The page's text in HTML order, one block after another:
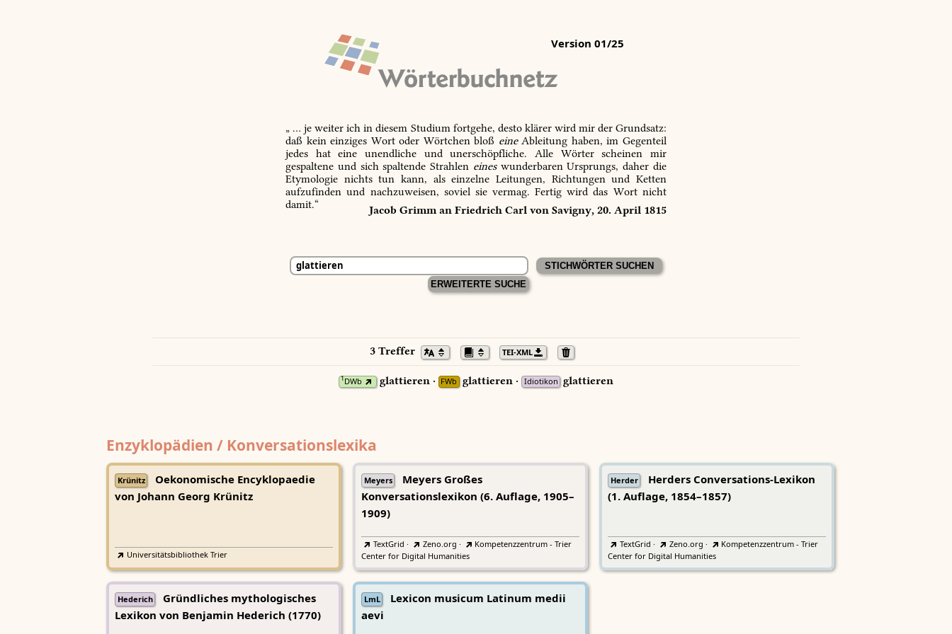
Version 01/25
„ … je weiter ich in diesem Studium fortgehe, desto klärer wird mir der Grundsatz:
daß kein einziges Wort oder Wörtchen bloß eineAbleitung haben, im Gegenteil
jedes hat eine unendliche und unerschöpfliche. Alle Wörter scheinen mir
gespaltene und sich spaltende Strahlen eineswunderbaren Ursprungs, daher die
Etymologie nichts tun kann, als einzelne Leitungen, Richtungen und Ketten
aufzufinden und nachzuweisen, soviel sie vermag. Fertig wird das Wort nicht
damit.“
Jacob Grimm an Friedrich Carl von Savigny, 20. April 1815
ERWEITERTE SUCHE
3 Treffer TEI-XML
1DWb glattieren · FWb glattieren · Idiotikon glattieren
Enzyklopädien / Konversationslexika
Krünitz
Oekonomische Encyklopaedie
von Johann Georg Krünitz
Universitätsbibliothek Trier
Meyers
Meyers Großes
Konversationslexikon (6. Auflage, 1905–
1909)
TextGrid · Zeno.org ·
Kompetenzzentrum - Trier
Center for Digital Humanities
Herder
Herders Conversations-Lexikon
(1. Auflage, 1854–1857)
TextGrid · Zeno.org ·
Kompetenzzentrum - Trier
Center for Digital Humanities
Hederich
Gründliches mythologisches
Lexikon von Benjamin Hederich (1770)
LmL
Lexicon musicum Latinum medii
aevi